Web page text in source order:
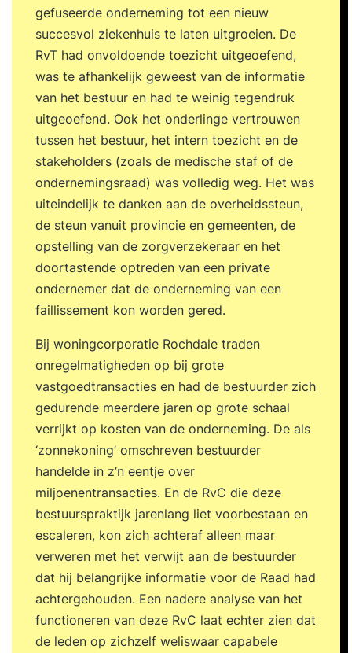
gefuseerde onderneming tot een nieuw
succesvol ziekenhuis te laten uitgroeien. De
RvT had onvoldoende toezicht uitgeoefend,
was te afhankelijk geweest van de informatie
van het bestuur en had te weinig tegendruk
uitgeoefend. Ook het onderlinge vertrouwen
tussen het bestuur, het intern toezicht en de
stakeholders (zoals de medische staf of de
ondernemingsraad) was volledig weg. Het was
uiteindelijk te danken aan de overheidssteun,
de steun vanuit provincie en gemeenten, de
opstelling van de zorgverzekeraar en het
doortastende optreden van een private
ondernemer dat de onderneming van een
faillissement kon worden gered.
Bij woningcorporatie Rochdale traden
onregelmatigheden op bij grote
vastgoedtransacties en had de bestuurder zich
gedurende meerdere jaren op grote schaal
verrijkt op kosten van de onderneming. De als
‘zonnekoning’ omschreven bestuurder
handelde in z’n eentje over
miljoenentransacties. En de RvC die deze
bestuurspraktijk jarenlang liet voorbestaan en
escaleren, kon zich achteraf alleen maar
verweren met het verwijt aan de bestuurder
dat hij belangrijke informatie voor de Raad had
achtergehouden. Een nadere analyse van het
functioneren van deze RvC laat echter zien dat
de leden op zichzelf weliswaar capabele